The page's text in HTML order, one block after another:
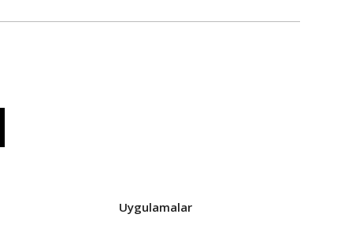
Uygulamalar